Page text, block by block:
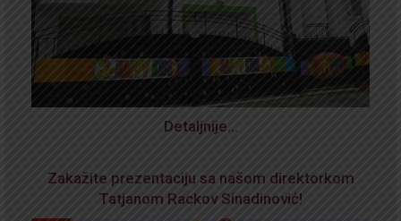
Detaljnije…
Zakažite prezentaciju sa našom direktorkom
Tatjanom Rackov Sinadinović!